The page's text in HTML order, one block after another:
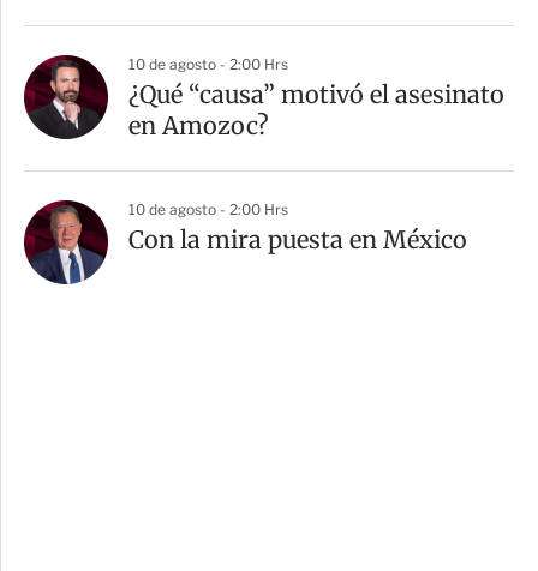
10 de agosto - 2:00 Hrs
¿Qué “causa” motivó el asesinato
en Amozoc?
10 de agosto - 2:00 Hrs
Con la mira puesta en México